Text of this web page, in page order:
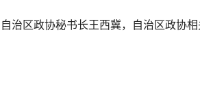
自治区政协秘书长王西冀，自治区政协